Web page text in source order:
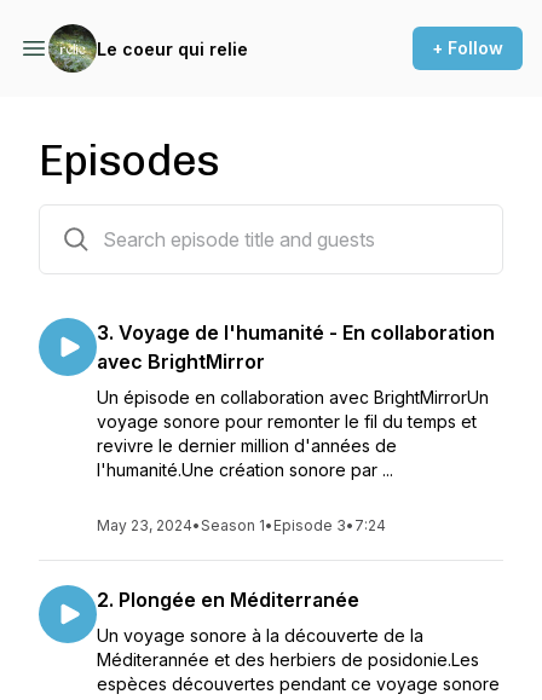
Le coeur qui relie + Follow
Episodes
3. Voyage de l'humanité - En collaboration
avec BrightMirror
Un épisode en collaboration avec BrightMirrorUn
voyage sonore pour remonter le fil du temps et
revivre le dernier million d'années de
l'humanité.Une création sonore par ...
May 23, 2024•Season 1• Episode 3• 7:24
2. Plongée en Méditerranée
Un voyage sonore à la découverte de la
Méditerannée et des herbiers de posidonie.Les
espèces découvertes pendant ce voyage sonore